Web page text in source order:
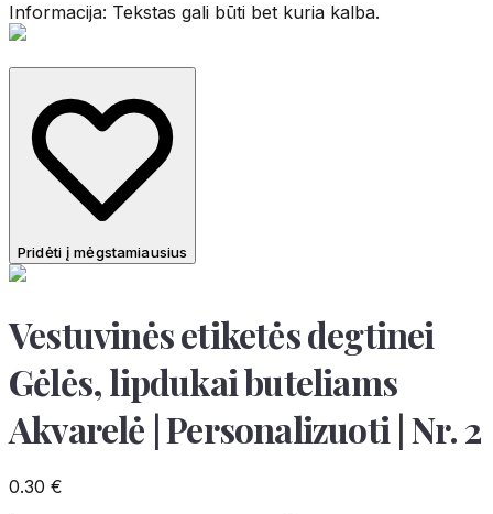
Informacija: Tekstas gali būti bet kuria kalba.
Pridėti į mėgstamiausius
Vestuvinės etiketės degtinei
Gėlės, lipdukai buteliams
Akvarelė | Personalizuoti | Nr. 2
0.30 €